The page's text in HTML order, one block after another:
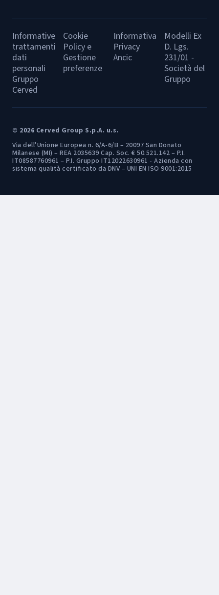
Informative
trattamenti
dati
personali
Gruppo
Cerved
Cookie
Policy e
Gestione
preferenze
Informativa
Privacy
Ancic
Modelli Ex
D. Lgs.
231/01 -
Società del
Gruppo
© 2026 Cerved Group S.p.A. u.s.
Via dell’Unione Europea n. 6/A-6/B – 20097 San Donato
Milanese (MI) – REA 2035639 Cap. Soc. € 50.521.142 – P.I.
IT08587760961 – P.I. Gruppo IT12022630961 - Azienda con
sistema qualità certificato da DNV – UNI EN ISO 9001:2015